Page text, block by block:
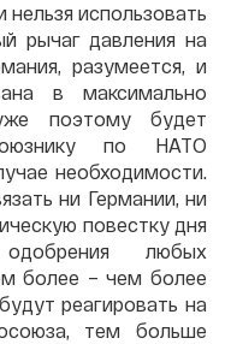
использовать
рычаг давления на
разумеется, и
в максимально
поэтому будет
по НАТО
необходимости.
ни Германии, ни
повестку дня
любых
более – чем более
реагировать на
тем больше